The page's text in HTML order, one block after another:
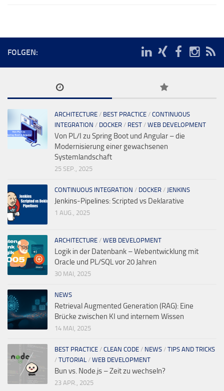
FOLGEN:
ARCHITECTURE / BEST PRACTICE / CONTINUOUS
INTEGRATION / DOCKER / REST / WEB DEVELOPMENT
Von PL/I zu Spring Boot und Angular – die
Modernisierung einer gewachsenen
Systemlandschaft
25 SEP., 2025
CONTINUOUS INTEGRATION / DOCKER / JENKINS
Jenkins-Pipelines: Scripted vs Deklarative
1 AUG., 2025
ARCHITECTURE / WEB DEVELOPMENT
Logik in der Datenbank – Webentwicklung mit
Oracle und PL/SQL vor 20 Jahren
30 MAI, 2025
NEWS
Retrieval Augmented Generation (RAG): Eine
Brücke zwischen KI und internem Wissen
14 MAI, 2025
BEST PRACTICE / CLEAN CODE / NEWS / TIPS AND TRICKS
/ TUTORIAL / WEB DEVELOPMENT
Bun vs. Node.js – Zeit zu wechseln?
23 APR., 2025